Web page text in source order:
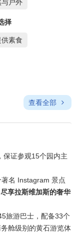
与户外
择
素食
查看全部
保证参观15个园内主
名 Instagram 景点
享拉斯维加斯的奢华
旅游巴士，配备33个
舱级别的黄石游览体